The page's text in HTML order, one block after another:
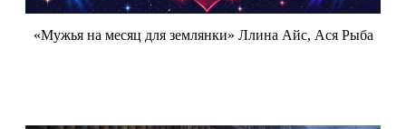
«Мужья на месяц для землянки» Ллина Айс, Ася Рыба